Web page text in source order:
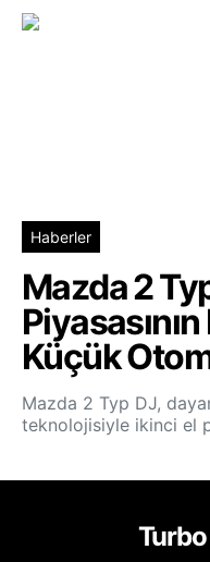
Haberler
Mazda 2
Küçük
Mazda 2 Typ DJ,
teknolojisiyle ikinci el